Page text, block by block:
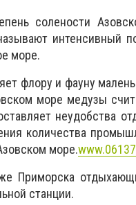
солености
интенсивный
море.
флору и фауну
море медузы
неудобства
количества
море.
Приморска
станции.